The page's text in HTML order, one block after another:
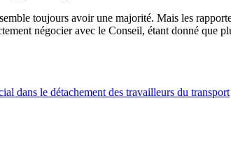
toujours avoir une majorité. Mais les
négocier avec le Conseil, étant donné que
dans le détachement des travailleurs du transport